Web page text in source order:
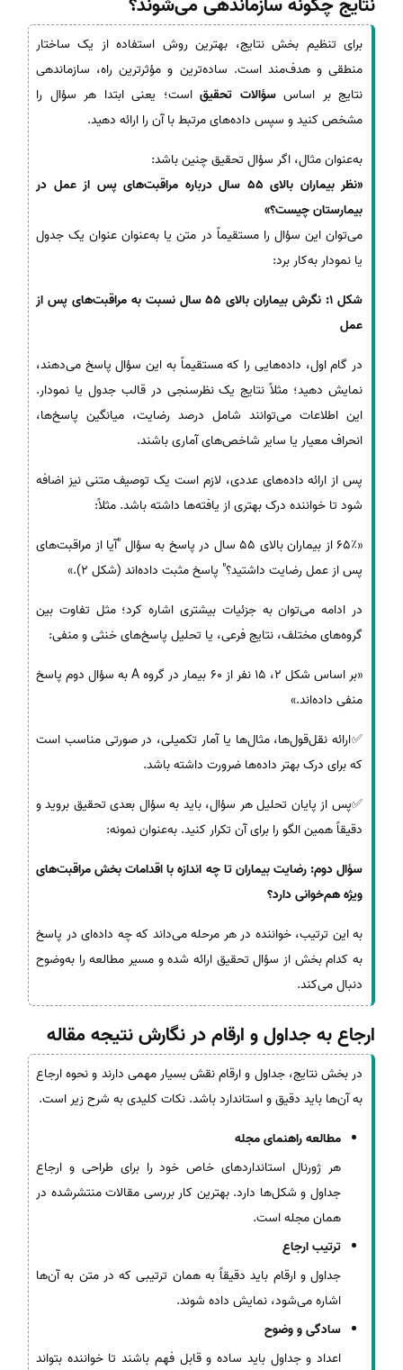
برای تنظیم بخش نتایج، بهترین روش استفاده از یک ساختار
منطقی و هدف‌مند است. ساده‌ترین و مؤثرترین راه، سازماندهی
نتایج بر اساسسؤالات تحقیق است؛ یعنی ابتدا هر سؤال را
مشخص کنید و سپس داده‌های مرتبط با آن را ارائه دهید.
به‌عنوان مثال، اگر سؤال تحقیق چنین باشد:
«نظر بیماران بالای 55 سال درباره مراقبت‌های پس از عمل در
بیمارستان چیست؟»
می‌توان این سؤال را مستقیماً در متن یا به‌عنوان عنوان یک جدول
یا نمودار به‌کار برد:
شکل 1: نگرش بیماران بالای 55 سال نسبت به مراقبت‌های پس از
عمل
در گام اول، داده‌هایی را که مستقیماً به این سؤال پاسخ می‌دهند،
نمایش دهید؛ مثلاً نتایج یک نظرسنجی در قالب جدول یا نمودار.
این اطلاعات می‌توانند شامل درصد رضایت، میانگین پاسخ‌ها،
انحراف معیار یا سایر شاخص‌های آماری باشند.
پس از ارائه داده‌های عددی، لازم است یک توصیف متنی نیز اضافه
شود تا خواننده درک بهتری از یافته‌ها داشته باشد. مثلاً:
«65٪ از بیماران بالای 55 سال در پاسخ به سؤال "آیا از مراقبت‌های
پس از عمل رضایت داشتید؟" پاسخ مثبت داده‌اند (شکل 2).»
در ادامه می‌توان به جزئیات بیشتری اشاره کرد؛ مثل تفاوت بین
گروه‌های مختلف، نتایج فرعی، یا تحلیل پاسخ‌های خنثی و منفی:
«بر اساس شکل 2، 15 نفر از 60 بیمار در گروه A به سؤال دوم پاسخ
منفی داده‌اند.»
✅ارائه نقل‌قول‌ها، مثال‌ها یا آمار تکمیلی، در صورتی مناسب است
که برای درک بهتر داده‌ها ضرورت داشته باشد.
✅پس از پایان تحلیل هر سؤال، باید به سؤال بعدی تحقیق بروید و
دقیقاً همین الگو را برای آن تکرار کنید. به‌عنوان نمونه:
سؤال دوم: رضایت بیماران تا چه اندازه با اقدامات بخش مراقبت‌های
ویژه هم‌خوانی دارد؟
به این ترتیب، خواننده در هر مرحله می‌داند که چه داده‌ای در پاسخ
به کدام بخش از سؤال تحقیق ارائه شده و مسیر مطالعه را به‌وضوح
دنبال می‌کند.
ارجاع به جداول و ارقام در نگارش نتیجه مقاله
در بخش نتایج، جداول و ارقام نقش بسیار مهمی دارند و نحوه ارجاع
به آن‌ها باید دقیق و استاندارد باشد. نکات کلیدی به شرح زیر است.
مطالعه راهنمای مجله
هر ژورنال استانداردهای خاص خود را برای طراحی و ارجاع
جداول و شکل‌ها دارد. بهترین کار بررسی مقالات منتشرشده در
همان مجله است.
ترتیب ارجاع
جداول و ارقام باید دقیقاً به همان ترتیبی که در متن به آن‌ها
اشاره می‌شود، نمایش داده شوند.
سادگی و وضوح
اعداد و جداول باید ساده و قابل فهم باشند تا خواننده بتواند